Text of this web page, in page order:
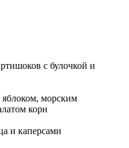
с булочкой и
морским
корн
и каперсами